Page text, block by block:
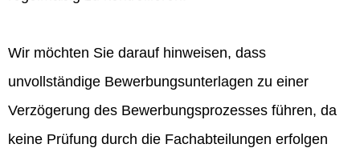
Wir möchten Sie darauf hinweisen, dass
unvollständige Bewerbungsunterlagen zu einer
Verzögerung des Bewerbungsprozesses führen, da
keine Prüfung durch die Fachabteilungen erfolgen